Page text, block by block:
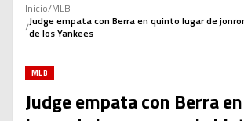
Inicio/MLB
/Judge empata con Berra en quinto lugar de
de los Yankees
MLB
Judge empata con Berra